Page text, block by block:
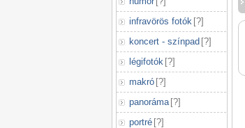
infravörös fotók [?]
koncert - színpad [?]
légifotók [?]
makró [?]
panoráma [?]
portré [?]